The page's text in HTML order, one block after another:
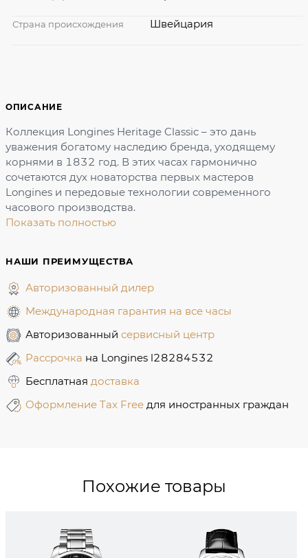
ОПИСАНИЕ
Коллекция Longines Heritage Classic – это дань
уважения богатому наследию бренда, уходящему
корнями в 1832 год. В этих часах гармонично
сочетаются дух новаторства первых мастеров
Longines и передовые технологии современного
часового производства.
Показать полностью
НАШИ ПРЕИМУЩЕСТВА
Авторизованный дилер
Международная гарантия на все часы
Авторизованный сервисный центр
Рассрочка на Longines l28284532
Бесплатная доставка
Оформление Tax Free для иностранных граждан
Страна происхождения Швейцария
Похожие товары